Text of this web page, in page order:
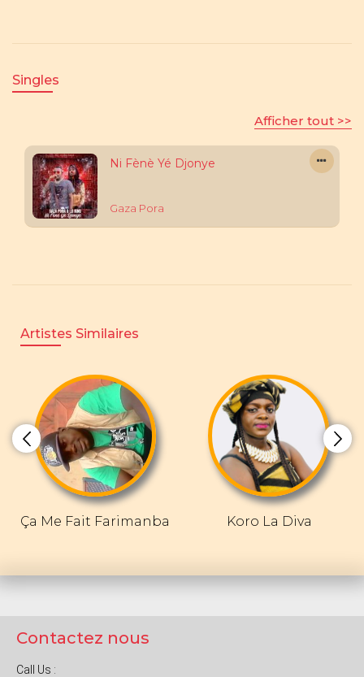
Singles
Afficher tout >>
Ni Fènè Yé Djonye
Gaza Pora
Artistes Similaires
Ça Me Fait Farimanba Koro La Diva
Contactez nous
Call Us :